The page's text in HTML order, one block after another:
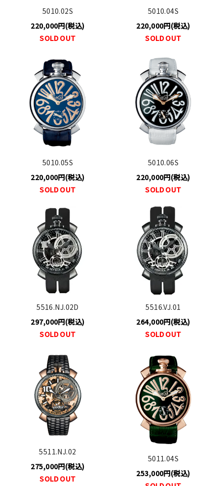
5010.02S
220,000円(税込)
SOLD OUT
5010.04S
220,000円(税込)
SOLD OUT
5010.05S
220,000円(税込)
SOLD OUT
5010.06S
220,000円(税込)
SOLD OUT
5516.NJ.02D
297,000円(税込)
SOLD OUT
5516.VJ.01
264,000円(税込)
SOLD OUT
5511.NJ.02
275,000円(税込)
SOLD OUT
5011.04S
253,000円(税込)